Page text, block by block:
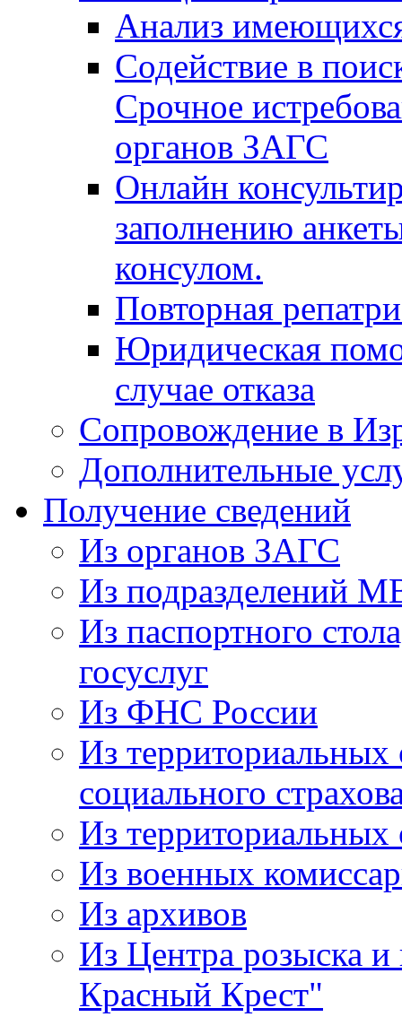
Анализ
Содействие в
Срочное
органов ЗАГС
Онлайн
заполнению
консулом.
Повторная
Юридическая
случае отказа
Сопровождение в
Дополнительные
Получение сведений
Из органов ЗАГС
Из подразделений
Из паспортного
госуслуг
Из ФНС России
Из
социального
Из
Из военных
Из архивов
Из Центра розыска
Красный Крест"